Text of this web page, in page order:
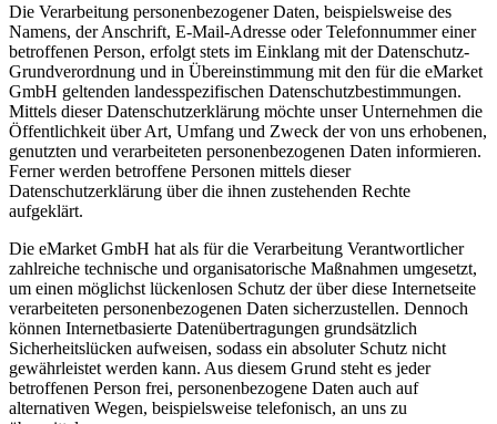
Die Verarbeitung personenbezogener Daten, beispielsweise des
Namens, der Anschrift, E-Mail-Adresse oder Telefonnummer einer
betroffenen Person, erfolgt stets im Einklang mit der Datenschutz-
Grundverordnung und in Übereinstimmung mit den für die eMarket
GmbH geltenden landesspezifischen Datenschutzbestimmungen.
Mittels dieser Datenschutzerklärung möchte unser Unternehmen die
Öffentlichkeit über Art, Umfang und Zweck der von uns erhobenen,
genutzten und verarbeiteten personenbezogenen Daten informieren.
Ferner werden betroffene Personen mittels dieser
Datenschutzerklärung über die ihnen zustehenden Rechte
aufgeklärt.
Die eMarket GmbH hat als für die Verarbeitung Verantwortlicher
zahlreiche technische und organisatorische Maßnahmen umgesetzt,
um einen möglichst lückenlosen Schutz der über diese Internetseite
verarbeiteten personenbezogenen Daten sicherzustellen. Dennoch
können Internetbasierte Datenübertragungen grundsätzlich
Sicherheitslücken aufweisen, sodass ein absoluter Schutz nicht
gewährleistet werden kann. Aus diesem Grund steht es jeder
betroffenen Person frei, personenbezogene Daten auch auf
alternativen Wegen, beispielsweise telefonisch, an uns zu